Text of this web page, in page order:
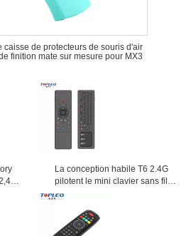
caisse de protecteurs de souris d'air
finition mate sur mesure pour MX3
La conception habile T6 2.4G
pilotent le mini clavier sans fil
d'airmouse de souris avec le